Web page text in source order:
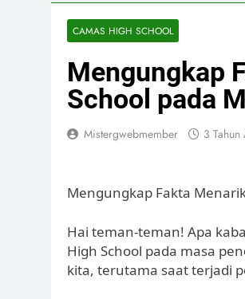
CAMAS HIGH SCHOOL
Mengungkap
School pada
Mistergwebmember 3 Tahun
Mengungkap Fakta
Hai teman-teman! Apa
High School pada masa
kita, terutama saat terjadi